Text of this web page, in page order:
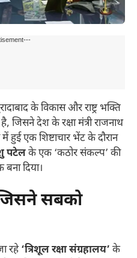
के विकास और राष्ट्र भक्ति
देश के रक्षा मंत्री राजनाथ
हुई एक शिष्टाचार भेंट के दौरान
पटेलके एक ‘कठोर संकल्प’ की
दिया।
सबको
रहे‘त्रिशूल रक्षा संग्रहालय’ के